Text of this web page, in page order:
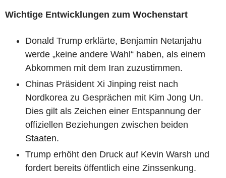
Wichtige Entwicklungen zum Wochenstart
Donald Trump erklärte, Benjamin Netanjahu
werde „keine andere Wahl“ haben, als einem
Abkommen mit dem Iran zuzustimmen.
Chinas Präsident Xi Jinping reist nach
Nordkorea zu Gesprächen mit Kim Jong Un.
Dies gilt als Zeichen einer Entspannung der
offiziellen Beziehungen zwischen beiden
Staaten.
Trump erhöht den Druck auf Kevin Warsh und
fordert bereits öffentlich eine Zinssenkung.